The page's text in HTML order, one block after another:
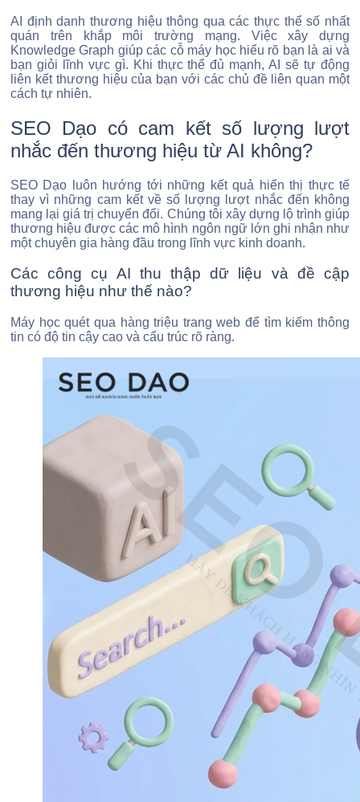
AI định danh thương hiệu thông qua các thực thể số nhất
quán trên khắp môi trường mạng. Việc xây dựng
Knowledge Graph giúp các cỗ máy học hiểu rõ bạn là ai và
bạn giỏi lĩnh vực gì. Khi thực thể đủ mạnh, AI sẽ tự động
liên kết thương hiệu của bạn với các chủ đề liên quan một
cách tự nhiên.
SEO Dạo có cam kết số lượng lượt
nhắc đến thương hiệu từ AI không?
SEO Dạo luôn hướng tới những kết quả hiển thị thực tế
thay vì những cam kết về số lượng lượt nhắc đến không
mang lại giá trị chuyển đổi. Chúng tôi xây dựng lộ trình giúp
thương hiệu được các mô hình ngôn ngữ lớn ghi nhận như
một chuyên gia hàng đầu trong lĩnh vực kinh doanh.
Các công cụ AI thu thập dữ liệu và đề cập
thương hiệu như thế nào?
Máy học quét qua hàng triệu trang web để tìm kiếm thông
tin có độ tin cậy cao và cấu trúc rõ ràng.